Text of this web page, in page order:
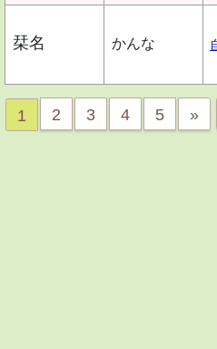
栞名 かんな
1 2 3 4 5 »